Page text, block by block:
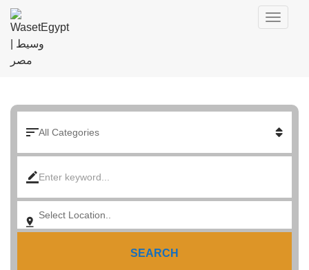
SEARCH